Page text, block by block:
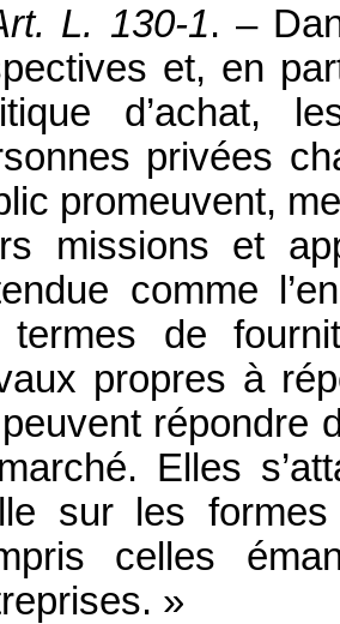
L. 130-1. –
et, en
d’achat,
privées
promeuvent,
missions et
comme
termes de
propres à
répondre
Elles
sur les formes
celles
»